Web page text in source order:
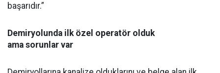
başarıdır.”
Demiryolunda ilk özel operatör olduk
ama sorunlar var